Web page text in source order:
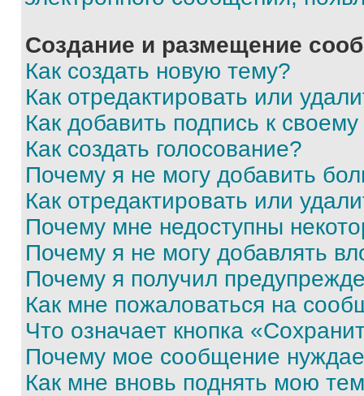
Создание и размещение
Как создать новую тему?
Как отредактировать или
Как добавить подпись к
Как создать голосование?
Почему я не могу добавить
Как отредактировать или
Почему мне недоступны
Почему я не могу добавлять
Почему я получил
Как мне пожаловаться на
Что означает кнопка
Почему мое сообщение
Как мне вновь поднять мою